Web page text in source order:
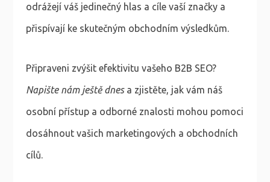
odrážejí váš jedinečný hlas a cíle vaší značky a
přispívají ke skutečným obchodním výsledkům.
Připraveni zvýšit efektivitu vašeho B2B SEO?
Napište nám ještě dnesa zjistěte, jak vám náš
osobní přístup a odborné znalosti mohou pomoci
dosáhnout vašich marketingových a obchodních
cílů.